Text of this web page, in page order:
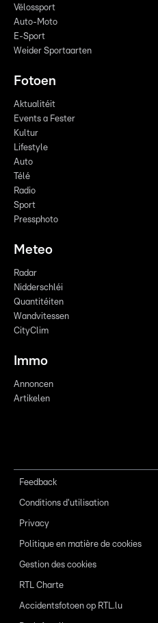
Vëlossport
Auto-Moto
E-Sport
Weider Sportaarten
Fotoen
Aktualitéit
Events a Fester
Kultur
Lifestyle
Auto
Télé
Radio
Sport
Pressphoto
Meteo
Radar
Nidderschléi
Quantitéiten
Wandvitessen
CityClim
Immo
Annoncen
Artikelen
Feedback
Conditions d'utilisation
Privacy
Politique en matière de cookies
Gestion des cookies
RTL Charte
Accidentsfotoen op RTL.lu